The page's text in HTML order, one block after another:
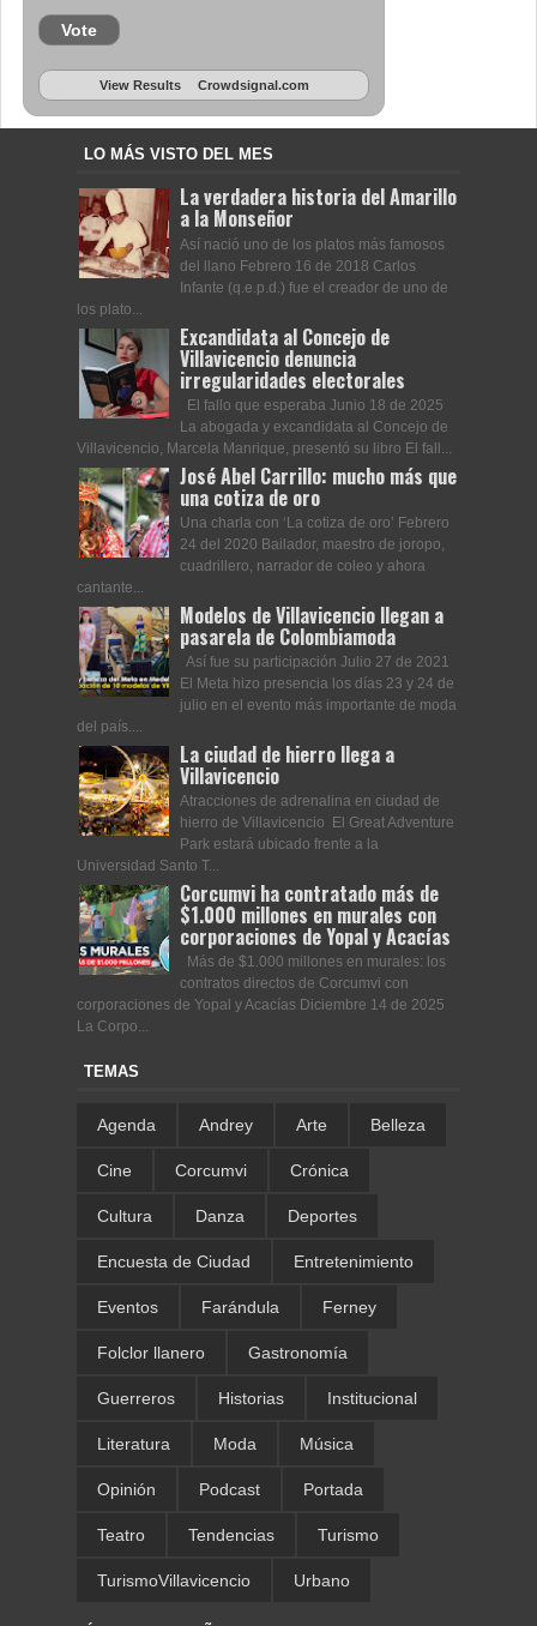
Vote
View Results Crowdsignal.com
LO MÁS VISTO DEL MES
La verdadera historia del Amarillo
a la Monseñor
Así nació uno de los platos más famosos
del llano Febrero 16 de 2018 Carlos
Infante (q.e.p.d.) fue el creador de uno de
los plato...
Excandidata al Concejo de
Villavicencio denuncia
irregularidades electorales
El fallo que esperaba Junio 18 de 2025
La abogada y excandidata al Concejo de
Villavicencio, Marcela Manrique, presentó su libro El fall...
José Abel Carrillo: mucho más que
una cotiza de oro
Una charla con ‘La cotiza de oro’ Febrero
24 del 2020 Bailador, maestro de joropo,
cuadrillero, narrador de coleo y ahora
cantante...
Modelos de Villavicencio llegan a
pasarela de Colombiamoda
Así fue su participación Julio 27 de 2021
El Meta hizo presencia los días 23 y 24 de
julio en el evento más importante de moda
del país....
La ciudad de hierro llega a
Villavicencio
Atracciones de adrenalina en ciudad de
hierro de Villavicencio El Great Adventure
Park estará ubicado frente a la
Universidad Santo T...
Corcumvi ha contratado más de
$1.000 millones en murales con
corporaciones de Yopal y Acacías
Más de $1.000 millones en murales: los
contratos directos de Corcumvi con
corporaciones de Yopal y Acacías Diciembre 14 de 2025
La Corpo...
TEMAS
Agenda Andrey Arte Belleza
Cine Corcumvi Crónica
Cultura Danza Deportes
Encuesta de Ciudad Entretenimiento
Eventos Farándula Ferney
Folclor llanero Gastronomía
Guerreros Historias Institucional
Literatura Moda Música
Opinión Podcast Portada
Teatro Tendencias Turismo
TurismoVillavicencio Urbano